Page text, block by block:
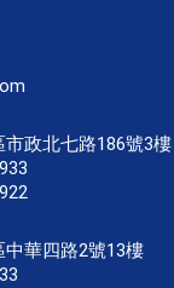
政北七路186號3樓
華四路2號13樓